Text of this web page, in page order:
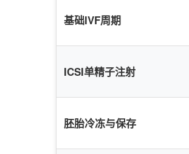
基础IVF周期
ICSI单精子注射
胚胎冷冻与保存